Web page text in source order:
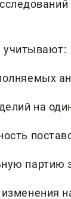
учитывают:
на
партию